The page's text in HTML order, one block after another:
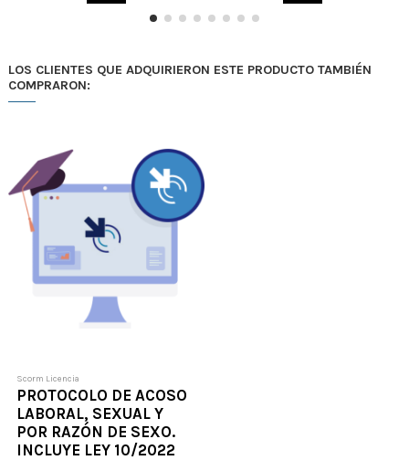
LOS CLIENTES QUE ADQUIRIERON ESTE PRODUCTO TAMBIÉN
COMPRARON:
Scorm Licencia
PROTOCOLO DE ACOSO
LABORAL, SEXUAL Y
POR RAZÓN DE SEXO.
INCLUYE LEY 10/2022